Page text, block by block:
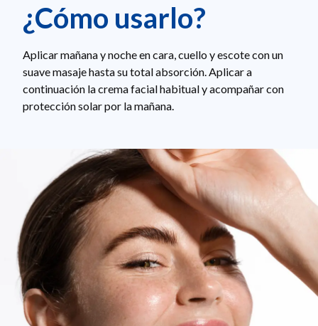
¿Cómo usarlo?
Aplicar mañana y noche en cara, cuello y escote con un
suave masaje hasta su total absorción. Aplicar a
continuación la crema facial habitual y acompañar con
protección solar por la mañana.